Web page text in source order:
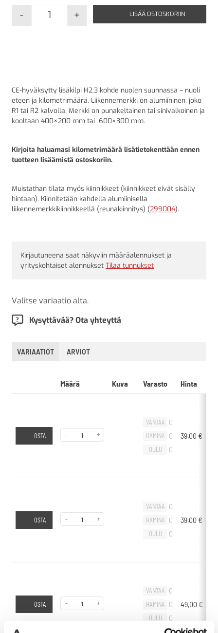
H2.3 Kohde nuolen suunnassa - nuoli eteen
- + LISÄÄ OSTOSKORIIN
CE-hyväksytty lisäkilpi H2.3 kohde nuolen suunnassa – nuoli
eteen ja kilometrimäärä. Liikennemerkki on alumiininen, joko
R1 tai R2 kalvolla. Merkki on punakeltainen tai sinivalkoinen ja
kooltaan 400×200 mm tai 600×300 mm.
Kirjoita haluamasi kilometrimäärä lisätietokenttään ennen
tuotteen lisäämistä ostoskoriin.
Muistathan tilata myös kiinnikkeet (kiinnikkeet eivät sisälly
hintaan). Kiinnitetään kahdella alumiinisella
liikennemerkkikiinnikkeellä (reunakiinnitys) (299004).
Kirjautuneena saat näkyviin määräalennukset ja
yrityskohtaiset alennukset Tilaa tunnukset
Valitse variaatio alta.
Kysyttävää? Ota yhteyttä
VARIAATIOT ARVIOT
Määrä Kuva Varasto Hinta
OSTA - +
VANTAA 0
HAMINA 0
OULU 0
39,00 €
OSTA - +
VANTAA 0
HAMINA 0
OULU 0
39,00 €
OSTA - +
VANTAA 0
HAMINA 0
OULU 0
49,00 €